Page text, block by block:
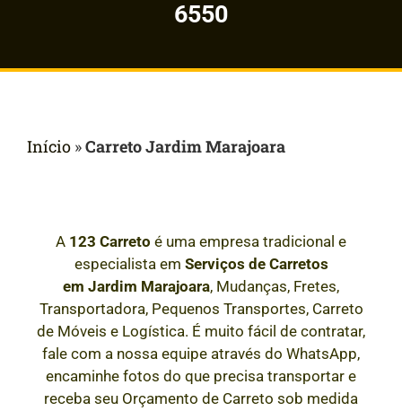
6550
Início »Carreto Jardim Marajoara
A 123 Carreto é uma empresa tradicional e
especialista em Serviços de Carretos
em Jardim Marajoara, Mudanças, Fretes,
Transportadora, Pequenos Transportes, Carreto
de Móveis e Logística. É muito fácil de contratar,
fale com a nossa equipe através do WhatsApp,
encaminhe fotos do que precisa transportar e
receba seu Orçamento de Carreto sob medida